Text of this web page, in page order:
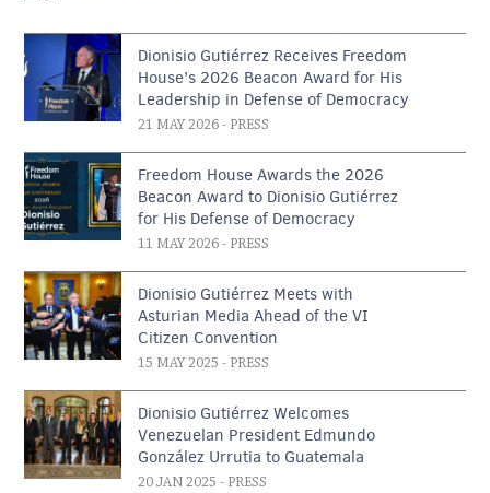
Dionisio Gutiérrez Receives Freedom
House’s 2026 Beacon Award for His
Leadership in Defense of Democracy
21 MAY 2026 - PRESS
Freedom House Awards the 2026
Beacon Award to Dionisio Gutiérrez
for His Defense of Democracy
11 MAY 2026 - PRESS
Dionisio Gutiérrez Meets with
Asturian Media Ahead of the VI
Citizen Convention
15 MAY 2025 - PRESS
Dionisio Gutiérrez Welcomes
Venezuelan President Edmundo
González Urrutia to Guatemala
20 JAN 2025 - PRESS